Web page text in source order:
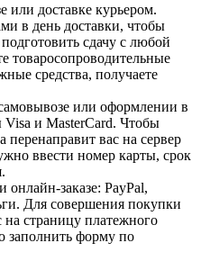
доставке курьером.
в день доставки, чтобы
сдачу с любой
средства, получаете
или оформлении в
Visa и MasterCard. Чтобы
перенаправит вас на сервер
ввести номер карты, срок
заказе: PayPal,
Для совершения покупки
на страницу платежного
заполнить форму по